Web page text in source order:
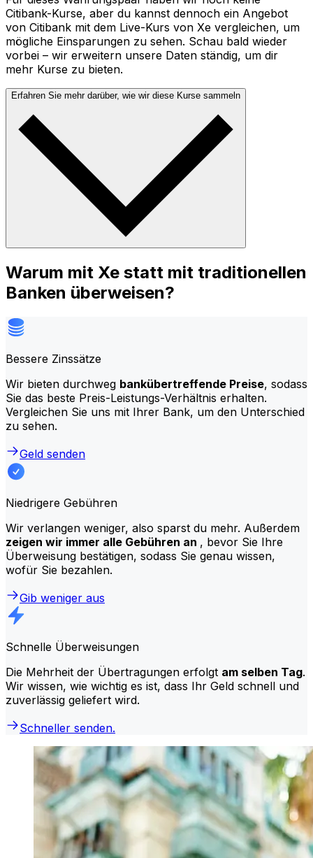
Citibank-Kurse, aber du kannst dennoch ein Angebot
von Citibank mit dem Live-Kurs von Xe vergleichen, um
mögliche Einsparungen zu sehen. Schau bald wieder
vorbei – wir erweitern unsere Daten ständig, um dir
mehr Kurse zu bieten.
Erfahren Sie mehr darüber, wie wir diese Kurse sammeln
Warum mit Xe statt mit traditionellen
Banken überweisen?
Bessere Zinssätze
Wir bieten durchweg bankübertreffende Preise, sodass
Sie das beste Preis-Leistungs-Verhältnis erhalten.
Vergleichen Sie uns mit Ihrer Bank, um den Unterschied
zu sehen.
Geld senden
Niedrigere Gebühren
Wir verlangen weniger, also sparst du mehr. Außerdem
zeigen wir immer alle Gebühren an , bevor Sie Ihre
Überweisung bestätigen, sodass Sie genau wissen,
wofür Sie bezahlen.
Gib weniger aus
Schnelle Überweisungen
Die Mehrheit der Übertragungen erfolgt am selben Tag.
Wir wissen, wie wichtig es ist, dass Ihr Geld schnell und
zuverlässig geliefert wird.
Schneller senden.